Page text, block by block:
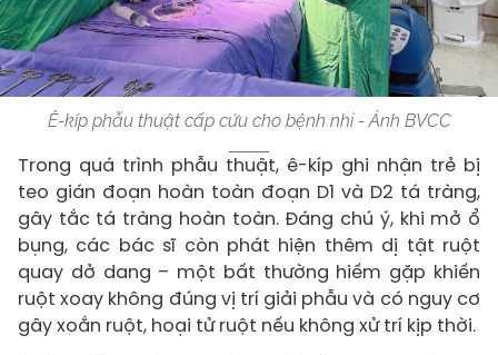
Ê-kíp phẫu thuật cấp cứu cho bệnh nhi - Ảnh BVCC
Trong quá trình phẫu thuật, ê-kíp ghi nhận trẻ bị
teo gián đoạn hoàn toàn đoạn D1 và D2 tá tràng,
gây tắc tá tràng hoàn toàn. Đáng chú ý, khi mở ổ
bụng, các bác sĩ còn phát hiện thêm dị tật ruột
quay dở dang – một bất thường hiếm gặp khiến
ruột xoay không đúng vị trí giải phẫu và có nguy cơ
gây xoắn ruột, hoại tử ruột nếu không xử trí kịp thời.